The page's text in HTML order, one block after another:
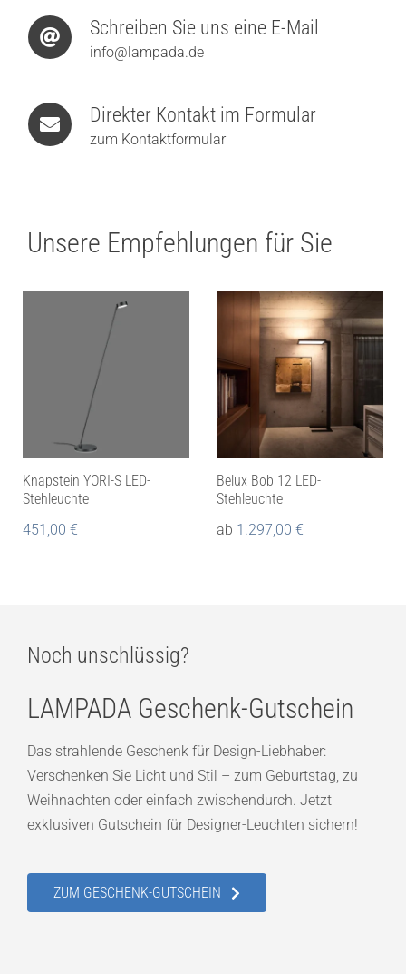
Schreiben Sie uns eine E-Mail
info@lampada.de
Direkter Kontakt im Formular
zum Kontaktformular
Unsere Empfehlungen für Sie
Knapstein YORI-S LED-
Stehleuchte
451,00 €
Belux Bob 12 LED-
Stehleuchte
ab 1.297,00 €
Noch unschlüssig?
LAMPADA Geschenk-Gutschein
Das strahlende Geschenk für Design-Liebhaber:
Verschenken Sie Licht und Stil – zum Geburtstag, zu
Weihnachten oder einfach zwischendurch. Jetzt
exklusiven Gutschein für Designer-Leuchten sichern!
ZUM GESCHENK-GUTSCHEIN